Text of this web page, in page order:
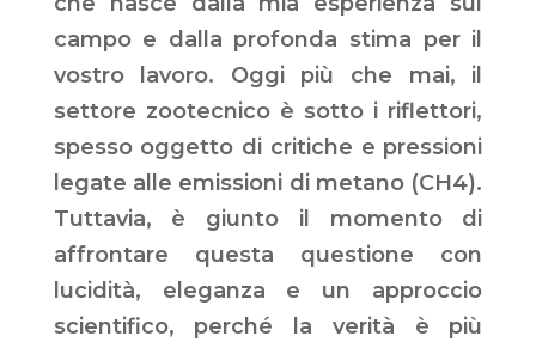
campo e dalla profonda stima per il
vostro lavoro. Oggi più che mai, il
settore zootecnico è sotto i riflettori,
spesso oggetto di critiche e pressioni
legate alle emissioni di metano (CH4).
Tuttavia, è giunto il momento di
affrontare questa questione con
lucidità, eleganza e un approccio
scientifico, perché la verità è più